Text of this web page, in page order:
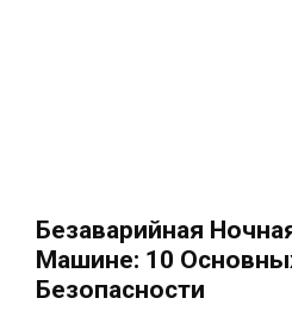
Безаварийная
Машине: 10
Безопасности